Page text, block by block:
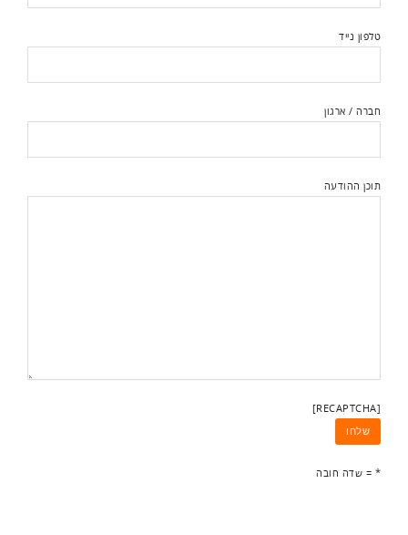
טלפון נייד
חברה / ארגון
תוכן ההודעה
[RECAPTCHA]
* = שדה חובה